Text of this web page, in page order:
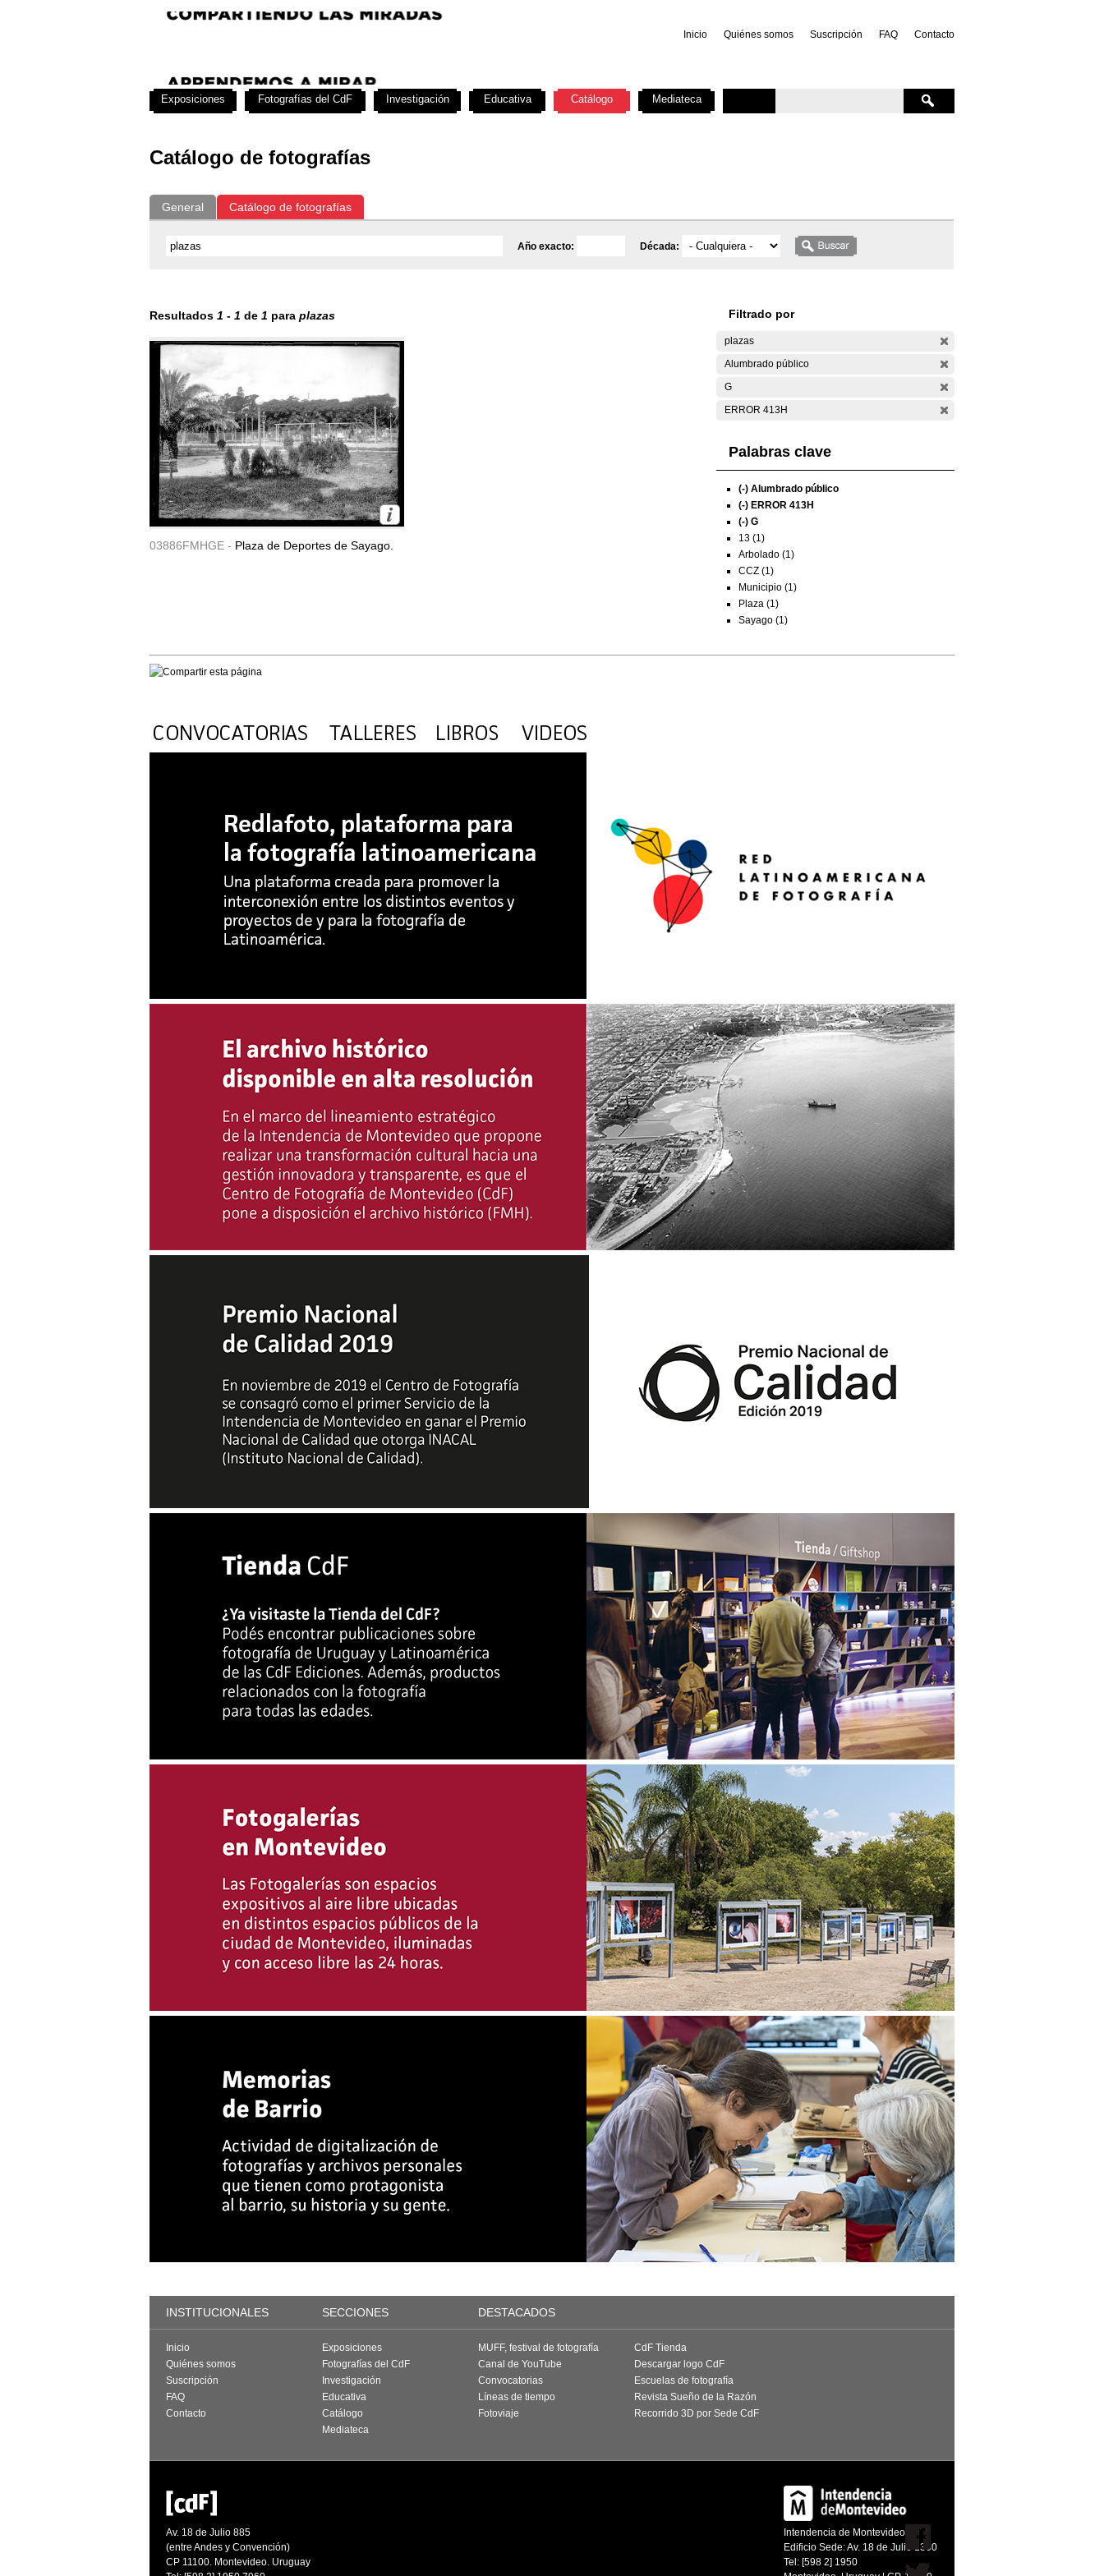
Inicio Quiénes somos Suscripción FAQ Contacto
Catálogo de fotografías
General Catálogo de fotografías
Año exacto: Década:
Resultados 1 - 1 de 1 para plazas
03886FMHGE - Plaza de Deportes de Sayago.
Filtrado por
plazas
Alumbrado público
G
ERROR 413H
Palabras clave
(-) Alumbrado público
(-) ERROR 413H
(-) G
13 (1)
Arbolado (1)
CCZ (1)
Municipio (1)
Plaza (1)
Sayago (1)
Exposiciones Fotografías del CdF Investigación Educativa Catálogo Mediateca
INSTITUCIONALES SECCIONES DESTACADOS
Inicio
Quiénes somos
Suscripción
FAQ
Contacto
Exposiciones
Fotografías del CdF
Investigación
Educativa
Catálogo
Mediateca
MUFF, festival de fotografía
Canal de YouTube
Convocatorias
Líneas de tiempo
Fotoviaje
CdF Tienda
Descargar logo CdF
Escuelas de fotografía
Revista Sueño de la Razón
Recorrido 3D por Sede CdF
Av. 18 de Julio 885
(entre Andes y Convención)
CP 11100. Montevideo. Uruguay
Intendencia de Montevideo
Edificio Sede: Av. 18 de Julio 1360
Tel: [598 2] 1950